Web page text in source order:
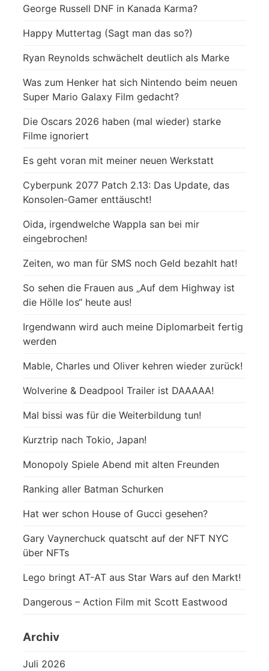
George Russell DNF in Kanada Karma?
Happy Muttertag (Sagt man das so?)
Ryan Reynolds schwächelt deutlich als Marke
Was zum Henker hat sich Nintendo beim neuen
Super Mario Galaxy Film gedacht?
Die Oscars 2026 haben (mal wieder) starke
Filme ignoriert
Es geht voran mit meiner neuen Werkstatt
Cyberpunk 2077 Patch 2.13: Das Update, das
Konsolen-Gamer enttäuscht!
Oida, irgendwelche Wappla san bei mir
eingebrochen!
Zeiten, wo man für SMS noch Geld bezahlt hat!
So sehen die Frauen aus „Auf dem Highway ist
die Hölle los“ heute aus!
Irgendwann wird auch meine Diplomarbeit fertig
werden
Mable, Charles und Oliver kehren wieder zurück!
Wolverine & Deadpool Trailer ist DAAAAA!
Mal bissi was für die Weiterbildung tun!
Kurztrip nach Tokio, Japan!
Monopoly Spiele Abend mit alten Freunden
Ranking aller Batman Schurken
Hat wer schon House of Gucci gesehen?
Gary Vaynerchuck quatscht auf der NFT NYC
über NFTs
Lego bringt AT-AT aus Star Wars auf den Markt!
Dangerous – Action Film mit Scott Eastwood
Archiv
Juli 2026